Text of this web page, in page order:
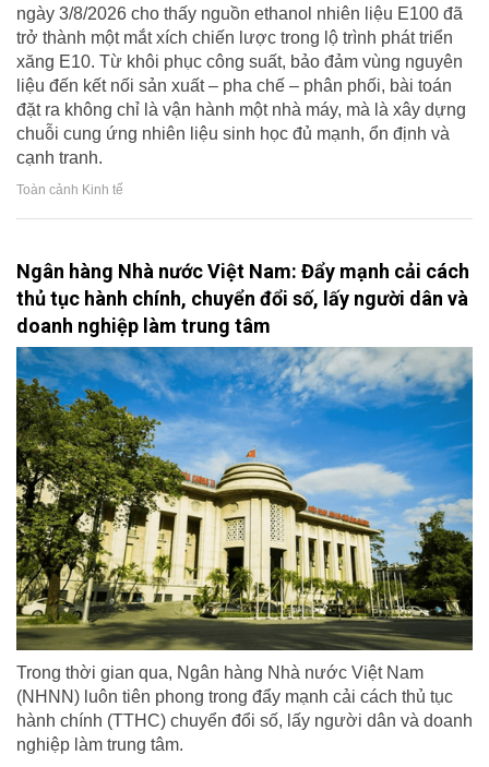
ngày 3/8/2026 cho thấy nguồn ethanol nhiên liệu E100 đã
trở thành một mắt xích chiến lược trong lộ trình phát triển
xăng E10. Từ khôi phục công suất, bảo đảm vùng nguyên
liệu đến kết nối sản xuất – pha chế – phân phối, bài toán
đặt ra không chỉ là vận hành một nhà máy, mà là xây dựng
chuỗi cung ứng nhiên liệu sinh học đủ mạnh, ổn định và
cạnh tranh.
Toàn cảnh Kinh tế
Ngân hàng Nhà nước Việt Nam: Đẩy mạnh cải cách
thủ tục hành chính, chuyển đổi số, lấy người dân và
doanh nghiệp làm trung tâm
Trong thời gian qua, Ngân hàng Nhà nước Việt Nam
(NHNN) luôn tiên phong trong đẩy mạnh cải cách thủ tục
hành chính (TTHC) chuyển đổi số, lấy người dân và doanh
nghiệp làm trung tâm.